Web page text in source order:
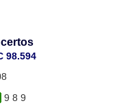
98.594
9 8 9